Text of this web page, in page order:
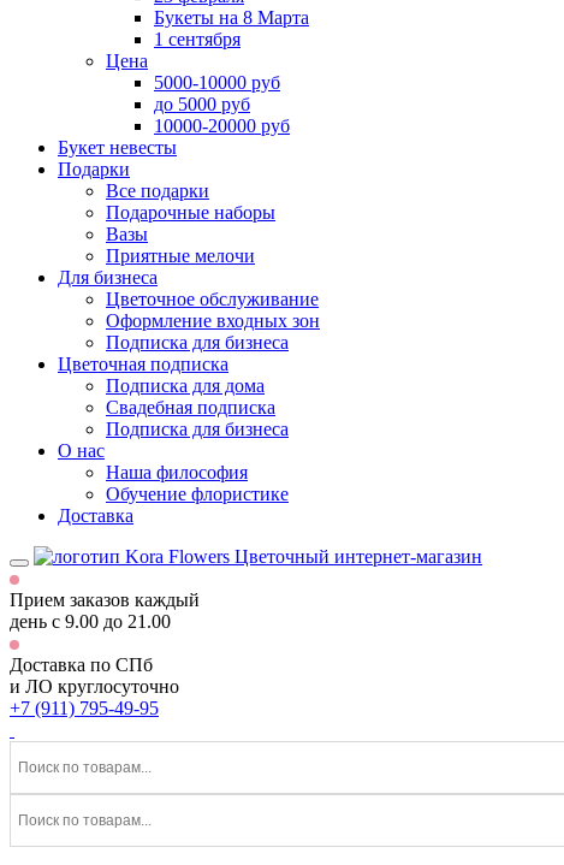
Букеты на 8 Марта
1 сентября
Цена
5000-10000 руб
до 5000 руб
10000-20000 руб
Букет невесты
Подарки
Все подарки
Подарочные наборы
Вазы
Приятные мелочи
Для бизнеса
Цветочное обслуживание
Оформление входных зон
Подписка для бизнеса
Цветочная подписка
Подписка для дома
Свадебная подписка
Подписка для бизнеса
О нас
Наша философия
Обучение флористике
Доставка
Цветочный интернет-магазин
Прием заказов каждый
день с 9.00 до 21.00
Доставка по СПб
и ЛО круглосуточно
+7 (911) 795-49-95